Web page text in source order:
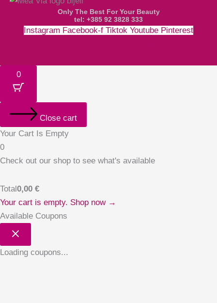
Only The Best For Your Beauty
tel: +385 92 3828 333
Instagram Facebook-f Tiktok Youtube Pinterest
0
Close cart
Your Cart Is Empty
0
Check out our shop to see what's available
Total0,00 €
Your cart is empty. Shop now →
Available Coupons
Loading coupons...